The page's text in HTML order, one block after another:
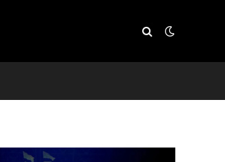
wird der Dialog geschlossen. Seine